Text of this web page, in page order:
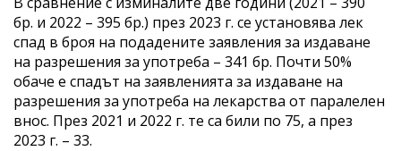
бр. и 2022 – 395 бр.) през 2023 г. се установява лек
спад в броя на подадените заявления за издаване
на разрешения за употреба – 341 бр. Почти 50%
обаче е спадът на заявленията за издаване на
разрешения за употреба на лекарства от паралелен
внос. През 2021 и 2022 г. те са били по 75, а през
2023 г. – 33.